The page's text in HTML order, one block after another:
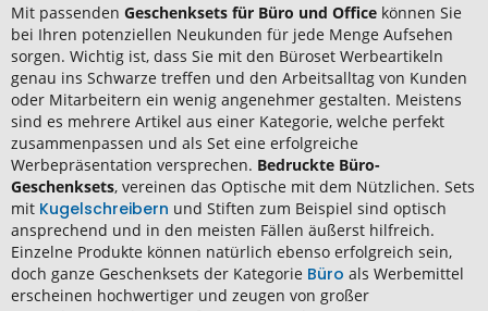
Mit passenden Geschenksets für Büro und Office können Sie
bei Ihren potenziellen Neukunden für jede Menge Aufsehen
sorgen. Wichtig ist, dass Sie mit den Büroset Werbeartikeln
genau ins Schwarze treffen und den Arbeitsalltag von Kunden
oder Mitarbeitern ein wenig angenehmer gestalten. Meistens
sind es mehrere Artikel aus einer Kategorie, welche perfekt
zusammenpassen und als Set eine erfolgreiche
Werbepräsentation versprechen. Bedruckte Büro-
Geschenksets, vereinen das Optische mit dem Nützlichen. Sets
mit Kugelschreibern und Stiften zum Beispiel sind optisch
ansprechend und in den meisten Fällen äußerst hilfreich.
Einzelne Produkte können natürlich ebenso erfolgreich sein,
doch ganze Geschenksets der Kategorie Büro als Werbemittel
erscheinen hochwertiger und zeugen von großer